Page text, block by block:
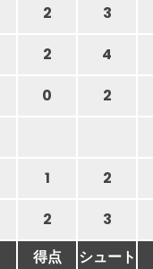
2
3
2 4
0
2
1
2
2 3
得点 シュート